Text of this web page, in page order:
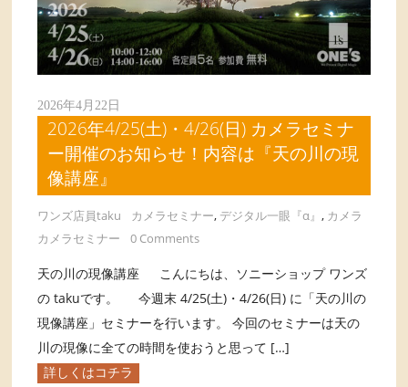
2026年4月22日
2026年4/25(土)・4/26(日) カメラセミナ
ー開催のお知らせ！内容は『天の川の現
像講座』
ワンズ店員taku カメラセミナー, デジタル一眼『α』, カメラ
カメラセミナー
0 Comments
天の川の現像講座 こんにちは、ソニーショップ ワンズ
の takuです。 今週末 4/25(土)・4/26(日) に「天の川の
現像講座」セミナーを行います。 今回のセミナーは天の
川の現像に全ての時間を使おうと思って […]
詳しくはコチラ